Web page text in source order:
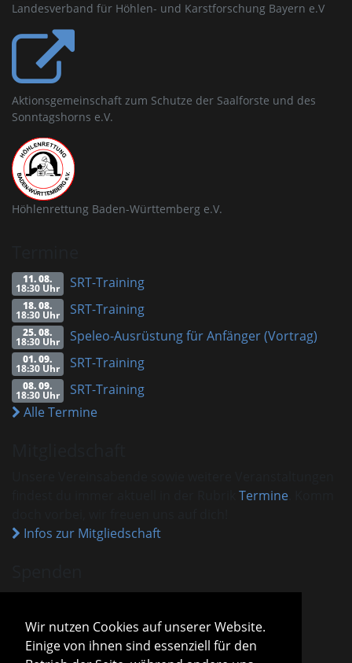
Wir nutzen Cookies auf unserer Website.
Einige von ihnen sind essenziell für den
Landesverband für Höhlen- und Karstforschung Bayern e.V
Aktionsgemeinschaft zum Schutze der Saalforste und des
Sonntagshorns e.V.
Höhlenrettung Baden-Württemberg e.V.
11. 08.
18:30 Uhr SRT-Training
18. 08.
18:30 Uhr SRT-Training
25. 08.
18:30 Uhr Speleo-Ausrüstung für Anfänger (Vortrag)
01. 09.
18:30 Uhr SRT-Training
08. 09.
18:30 Uhr
SRT-Training
Alle Termine
Termine
Infos zur Mitgliedschaft
VHM ist als gemeinnützig anerkannt.
Spenden und Beiträge sind mit dem aktuellen
Freistellungsbescheid steuerlich absetzbar.
Sparda-Bank München
IBAN
DE13 7009 0500 0001 2800 15